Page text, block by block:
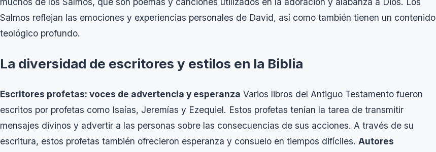
Salmos reflejan las emociones y experiencias personales de David, así como también tienen un contenido
teológico profundo.
La diversidad de escritores y estilos en la Biblia
Escritores profetas: voces de advertencia y esperanza Varios libros del Antiguo Testamento fueron
escritos por profetas como Isaías, Jeremías y Ezequiel. Estos profetas tenían la tarea de transmitir
mensajes divinos y advertir a las personas sobre las consecuencias de sus acciones. A través de su
escritura, estos profetas también ofrecieron esperanza y consuelo en tiempos difíciles. Autores